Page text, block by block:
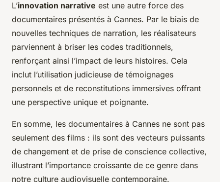
L’innovation narrative est une autre force des
documentaires présentés à Cannes. Par le biais de
nouvelles techniques de narration, les réalisateurs
parviennent à briser les codes traditionnels,
renforçant ainsi l’impact de leurs histoires. Cela
inclut l’utilisation judicieuse de témoignages
personnels et de reconstitutions immersives offrant
une perspective unique et poignante.
En somme, les documentaires à Cannes ne sont pas
seulement des films : ils sont des vecteurs puissants
de changement et de prise de conscience collective,
illustrant l’importance croissante de ce genre dans
notre culture audiovisuelle contemporaine.